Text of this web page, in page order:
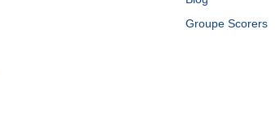
Groupe Scorers